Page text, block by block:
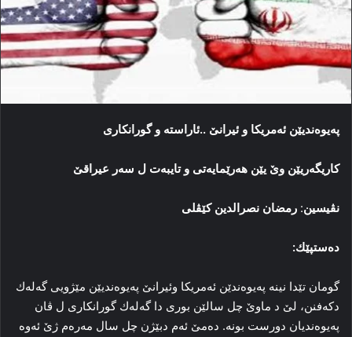
په‌یوه‌ندیێن ئه‌مریكا و ئیرانێ ..ئاراسته‌ و گورانكاری
كاریگه‌ریێن وێ یێن هه‌رێمایه‌تى و تایبه‌ت ل سه‌ر عیراقێ
نڤیسین: رمضان نصرالدین کێڤلى
ده‌ستپێك:
گومان تێدا نینه‌ په‌یوه‌ندێن ئه‌مریكا وئیرانێ په‌یوه‌ندیێن مێژویى گەلەك
دكه‌فنن، لێ د ماوێ چل سالێن بوری دا گەلەك گورانكاری ل ڤان
په‌یوه‌ندیان دورست بونه.‌ ده‌مێ ئه‌م دبێژن چل سال مه‌ره‌م ژێ ئه‌وه‌